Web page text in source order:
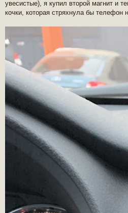
увесистые), я купил второй магнит и
кочки, которая стряхнула бы телефон